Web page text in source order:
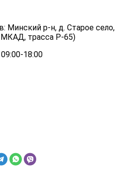
Минский р-н, д. Старое село,
трасса P-65)
18:00